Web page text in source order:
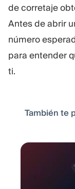
de corretaje
Antes de abrir
número
para entender
ti.
También te